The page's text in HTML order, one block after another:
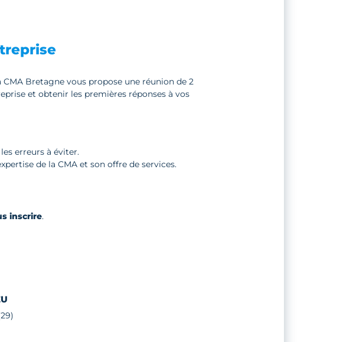
CMA Bretagne vous propose une réunion de 2
et obtenir les premières réponses à vos
erreurs à éviter.
de la CMA et son offre de services.
inscrire.